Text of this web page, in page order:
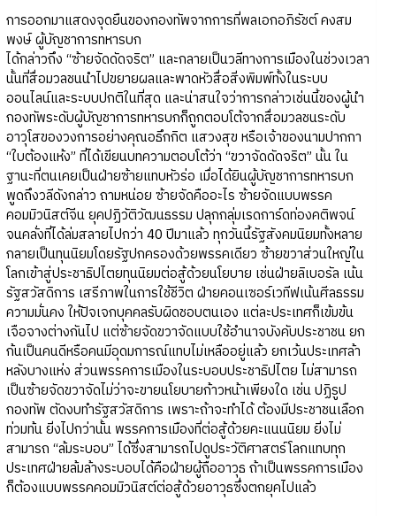
การออกมาแสดงจุดยืนของกองทัพจากการที่พลเอกอภิรัชต์ คงสม
พงษ์ ผู้บัญชาการทหารบก
ได้กล่าวถึง “ซ้ายจัดดัดจริต” และกลายเป็นวลีทางการเมืองในช่วงเวลา
นั้นที่สื่อมวลชนนำไปขยายผลและพาดหัวสื่อสิ่งพิมพ์ทั้งในระบบ
ออนไลน์และระบบปกติในที่สุด และน่าสนใจว่าการกล่าวเช่นนี้ของผู้นำ
กองทัพระดับผู้บัญชาการทหารบกก็ถูกตอบโต้จากสื่อมวลชนระดับ
อาวุโสของวงการอย่างคุณอธึกกิต แสวงสุข หรือเจ้าของนามปากกา
“ใบต้องแห้ง” ที่ได้เขียนบทความตอบโต้ว่า “ขวาจัดดัดจริต” นั้น ใน
ฐานะที่ตนเคยเป็นฝ่ายซ้ายแทบหัวร่อ เมื่อได้ยินผู้บัญชาการทหารบก
พูดถึงวลีดังกล่าว ถามหน่อย ซ้ายจัดคืออะไร ซ้ายจัดแบบพรรค
คอมมิวนิสต์จีน ยุคปฏิวัติวัฒนธรรม ปลุกกลุ่มเรดการ์ดท่องคติพจน์
จนคลั่งที่ได้ล่มสลายไปกว่า 40 ปีมาแล้ว ทุกวันนี้รัฐสังคมนิยมทั้งหลาย
กลายเป็นทุนนิยมโดยรัฐปกครองด้วยพรรคเดียว ซ้ายขวาส่วนใหญ่ใน
โลกเข้าสู่ประชาธิปไตยทุนนิยมต่อสู้ด้วยนโยบาย เช่นฝ่ายลิเบอรัล เน้น
รัฐสวัสดิการ เสรีภาพในการใช้ชีวิต ฝ่ายคอนเซอร์เวทีฟเน้นศีลธรรม
ความมั่นคง ให้ปัจเจกบุคคลรับผิดชอบตนเอง แต่ละประเทศก็เข้มข้น
เจือจางต่างกันไป แต่ซ้ายจัดขวาจัดแบบใช้อำนาจบังคับประชาชน ยก
ก้นเป็นคนดีหรือคนมีอุดมการณ์แทบไม่เหลืออยู่แล้ว ยกเว้นประเทศล้า
หลังบางแห่ง ส่วนพรรคการเมืองในระบอบประชาธิปไตย ไม่สามารถ
เป็นซ้ายจัดขวาจัดไม่ว่าจะขายนโยบายก้าวหน้าเพียงใด เช่น ปฏิรูป
กองทัพ ตัดงบทำรัฐสวัสดิการ เพราะถ้าจะทำได้ ต้องมีประชาชนเลือก
ท่วมท้น ยิ่งไปกว่านั้น พรรคการเมืองที่ต่อสู้ด้วยคะแนนนิยม ยิ่งไม่
สามารถ “ล้มระบอบ” ได้ซึ่งสามารถไปดูประวัติศาสตร์โลกแทบทุก
ประเทศฝ่ายล้มล้างระบอบได้คือฝ่ายผู้ถืออาวุธ ถ้าเป็นพรรคการเมือง
ก็ต้องแบบพรรคคอมมิวนิสต์ต่อสู้ด้วยอาวุธซึ่งตกยุคไปแล้ว